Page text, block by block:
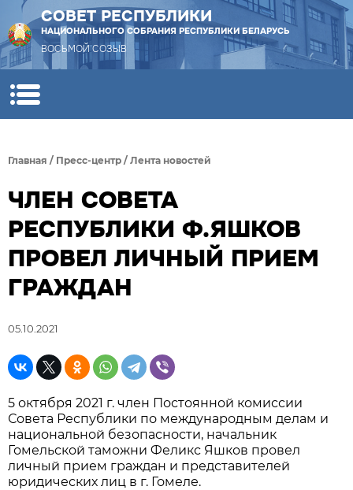
СОВЕТ РЕСПУБЛИКИ
НАЦИОНАЛЬНОГО СОБРАНИЯ РЕСПУБЛИКИ БЕЛАРУСЬ
ВОСЬМОЙ СОЗЫВ
Главная / Пресс-центр / Лента новостей
ЧЛЕН СОВЕТА
РЕСПУБЛИКИ Ф.ЯШКОВ
ПРОВЕЛ ЛИЧНЫЙ ПРИЕМ
ГРАЖДАН
05.10.2021
5 октября 2021 г. член Постоянной комиссии
Совета Республики по международным делам и
национальной безопасности, начальник
Гомельской таможни Феликс Яшков провел
личный прием граждан и представителей
юридических лиц в г. Гомеле.